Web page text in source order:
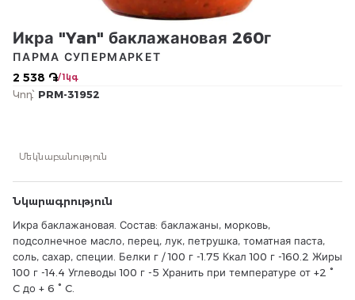
Икра "Yan" баклажановая 260г
2 538 ֏/ 1կգ
ПАРМА СУПЕРМАРКЕТ
Կոդ՝ PRM-31952
Մեկնաբանություն
Նկարագրություն
Икра баклажановая. Состав: баклажаны, морковь,
подсолнечное масло, перец, лук, петрушка, томатная паста,
соль, сахар, специи. Белки г / 100 г -1.75 Ккал 100 г -160.2 Жиры
100 г -14.4 Углеводы 100 г -5 Хранить при температуре от +2 °
C до + 6 ° C.